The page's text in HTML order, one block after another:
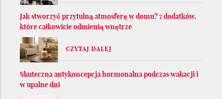
Jak stworzyć przytulną atmosferę w domu? 7 dodatków,
które całkowicie odmienią wnętrze
CZYTAJ DALEJ
Skuteczna antykoncepcja hormonalna podczas wakacji i
w upalne dni